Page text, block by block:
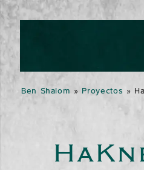
Ben Shalom » Proyectos »